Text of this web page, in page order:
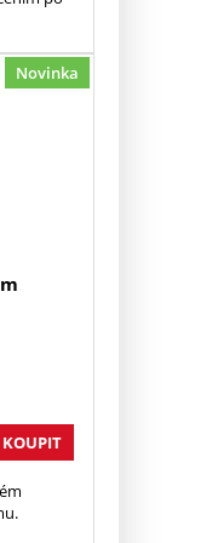
Novinka
KOUPIT